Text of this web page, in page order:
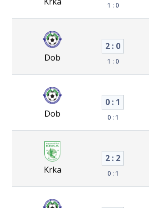
1 : 0
Dob
2 : 0
1 : 0
Dob
0 : 1
0 : 1
Krka
2 : 2
0 : 1